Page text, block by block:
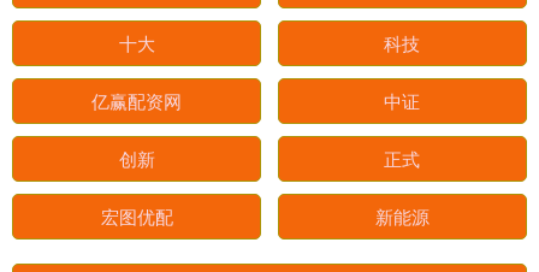
十大 科技
亿赢配资网 中证
创新 正式
宏图优配 新能源